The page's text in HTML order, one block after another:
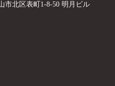
市北区表町1-8-50 明月ビル